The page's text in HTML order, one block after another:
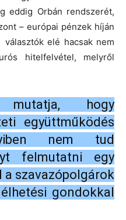
eddig Orbán rendszerét,
– európai pénzek híján
elé hacsak nem
hitelfelvétel, melyről
mutatja, hogy
együttműködés
nem tud
felmutatni egy
a szavazópolgárok
gondokkal